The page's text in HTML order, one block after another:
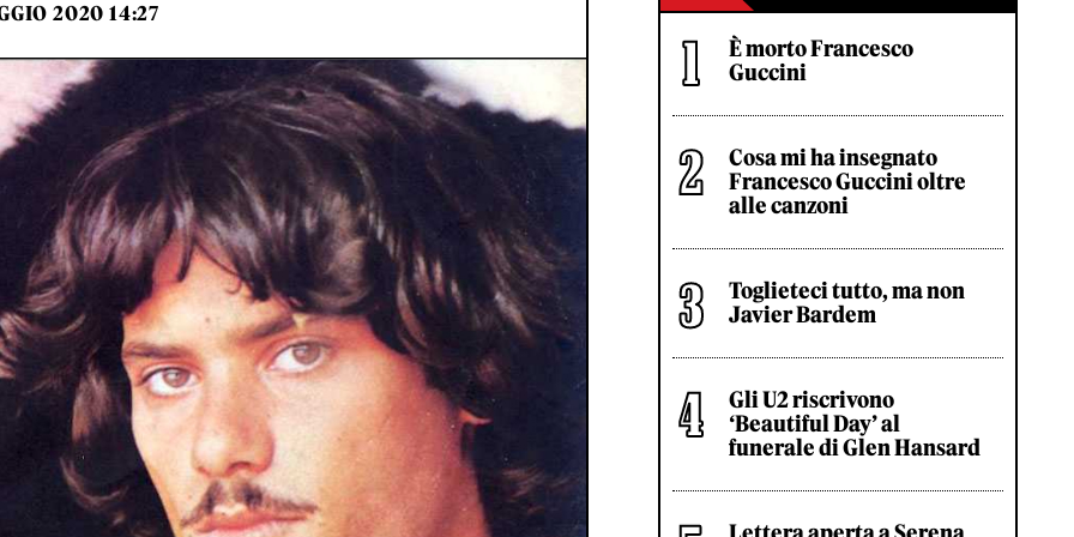
2020 14:27
È morto Francesco
Guccini
Cosa mi ha insegnato
Francesco Guccini oltre
alle canzoni
Toglieteci tutto, ma non
Javier Bardem
Gli U2 riscrivono
‘Beautiful Day’ al
funerale di Glen Hansard